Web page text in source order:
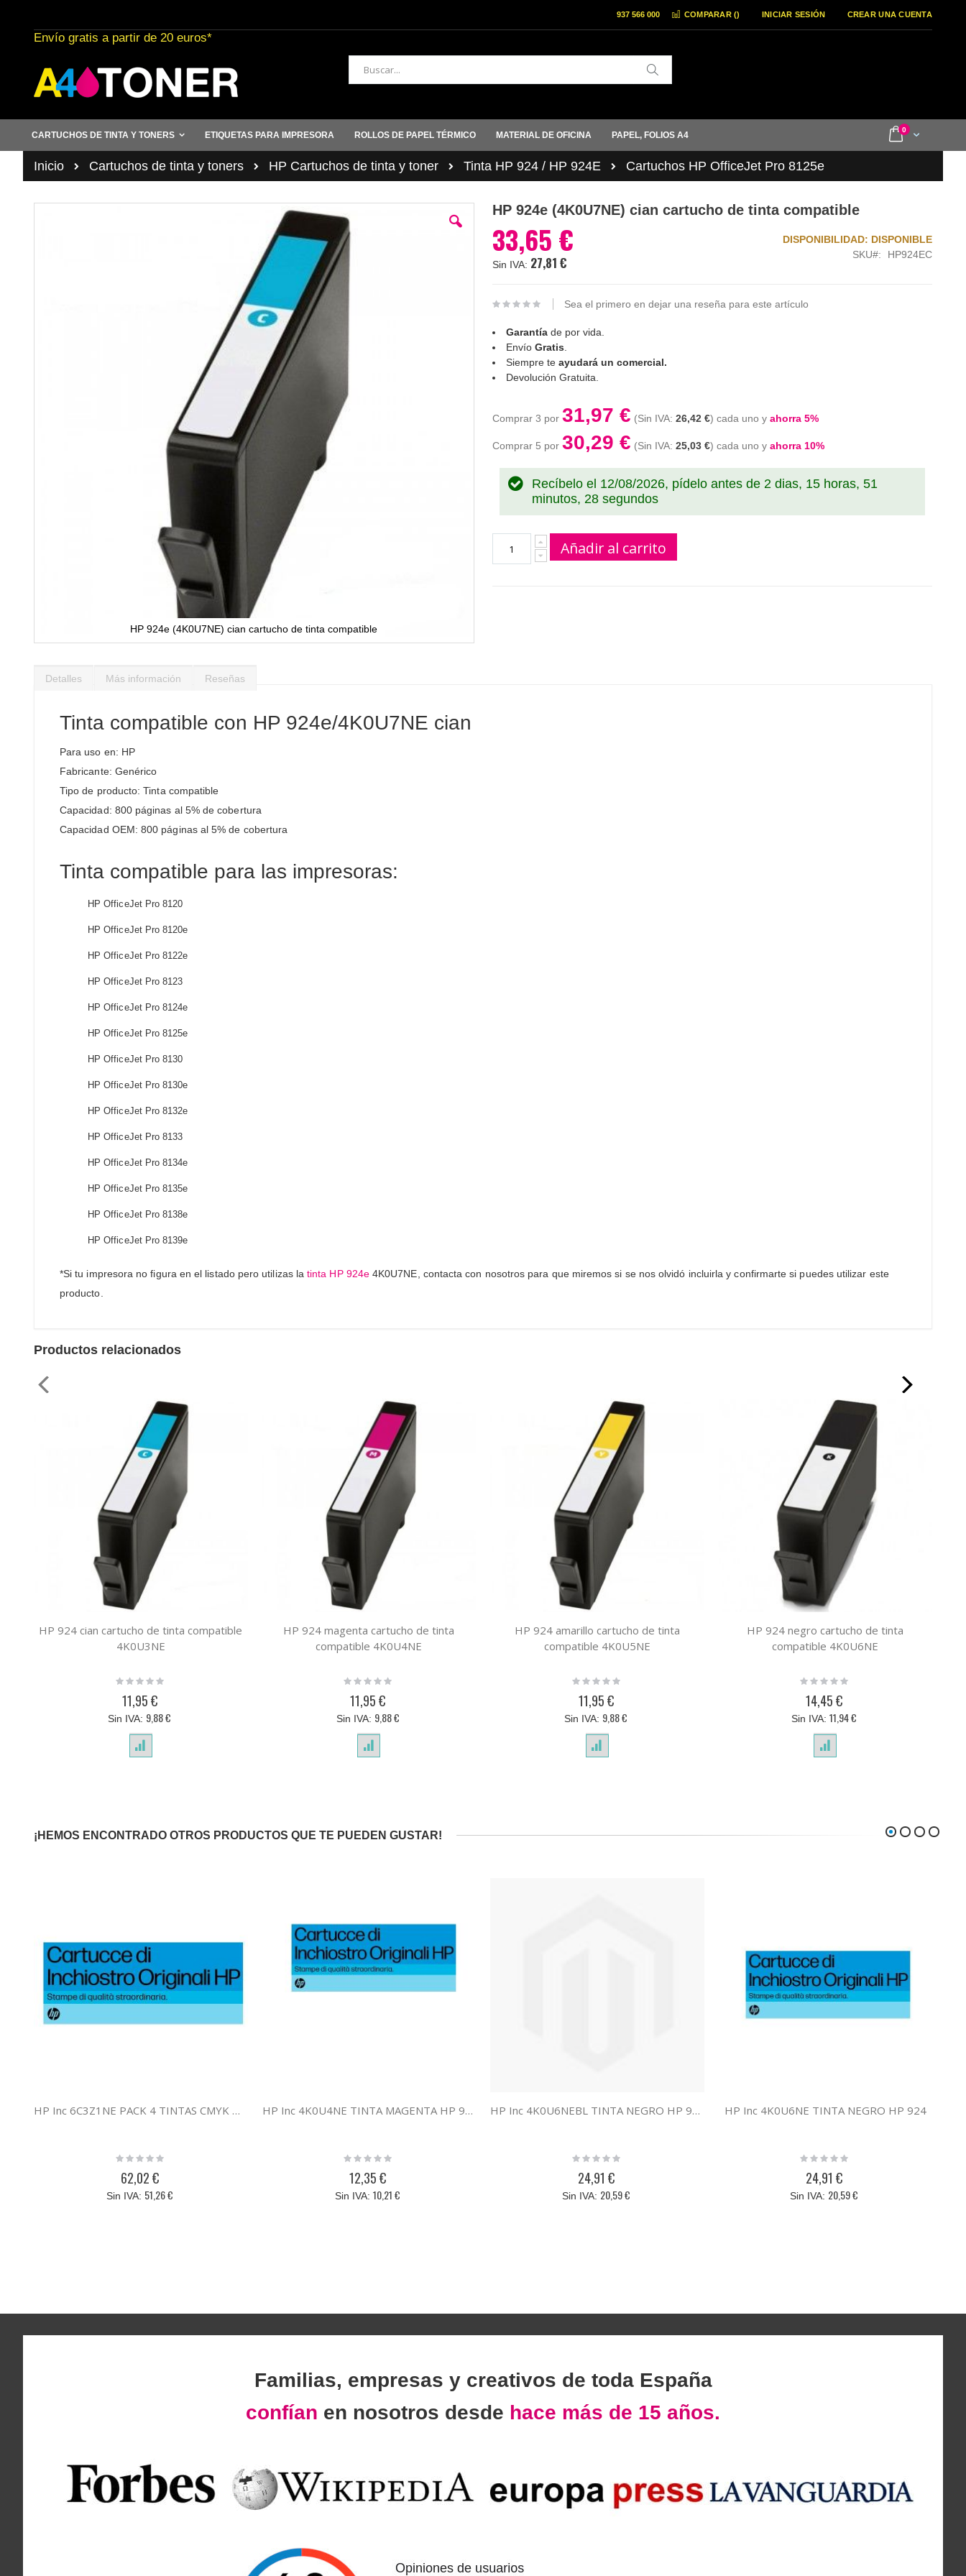
al
contenido
COMPARAR () INICIAR SESIÓN CREAR UNA CUENTA
937 566 000
Envío gratis a partir de 20 euros*
Buscar
Cart
0items
CARTUCHOS DE TINTA Y TONERS ETIQUETAS PARA IMPRESORA ROLLOS DE PAPEL TÉRMICO MATERIAL DE OFICINA PAPEL, FOLIOS A4
Inicio Cartuchos de tinta y toners HP Cartuchos de tinta y toner Tinta HP 924 / HP 924E Cartuchos HP OfficeJet Pro 8125e
HP 924e (4K0U7NE) cian cartucho de tinta compatible
comienzo
imágenes
HP 924e (4K0U7NE) cian cartucho de tinta compatible
33,65 €
27,81 €
DISPONIBILIDAD: DISPONIBLE
SKU
HP924EC
Sea el primero en dejar una reseña para este artículo
Garantíade por vida.
Envío Gratis
Siempre te ayudará un comercial.
Devolución Gratuita.
Comprar 3 por 31,97 € 26,42 € cada uno y ahorra 5%
Comprar 5 por 30,29 € 25,03 € cada uno y ahorra 10%
Recíbelo el 12/08/2026, pídelo antes de 2 dias, 15 horas, 51
minutos, 27 segundos
Añadir al carrito
Detalles
Tinta compatible con HP 924e/4K0U7NE cian
Para uso en: HP
Fabricante: Genérico
Tipo de producto: Tinta compatible
Capacidad: 800 páginas al 5% de cobertura
Capacidad OEM: 800 páginas al 5% de cobertura
Tinta compatible para las impresoras:
HP OfficeJet Pro 8120
HP OfficeJet Pro 8120e
HP OfficeJet Pro 8122e
HP OfficeJet Pro 8123
HP OfficeJet Pro 8124e
HP OfficeJet Pro 8125e
HP OfficeJet Pro 8130
HP OfficeJet Pro 8130e
HP OfficeJet Pro 8132e
HP OfficeJet Pro 8133
HP OfficeJet Pro 8134e
HP OfficeJet Pro 8135e
HP OfficeJet Pro 8138e
HP OfficeJet Pro 8139e
*Si tu impresora no figura en el listado pero utilizas latinta HP 924e4K0U7NE, contacta con nosotros para que miremos si se nos olvidó incluirla y confirmarte si puedes utilizar este
producto.
Más información Reseñas
Productos relacionados
HP 924 cian cartucho de tinta compatible
4K0U3NE
Rating:
11,95 €
9,88 €
HP 924 magenta cartucho de tinta
compatible 4K0U4NE
Rating:
11,95 €
9,88 €
HP 924 amarillo cartucho de tinta
compatible 4K0U5NE
Rating:
11,95 €
9,88 €
HP 924 negro cartucho de tinta
compatible 4K0U6NE
Rating:
14,45 €
11,94 €
¡HEMOS ENCONTRADO OTROS PRODUCTOS QUE TE PUEDEN GUSTAR!
HP Inc 6C3Z1NE PACK 4 TINTAS CMYK HP 924
Rating:
62,02 €
51,26 €
HP Inc 4K0U4NE TINTA MAGENTA HP 924
Rating:
12,35 €
10,21 €
HP Inc 4K0U6NEBL TINTA NEGRO HP 924 BL
Rating:
24,91 €
20,59 €
HP Inc 4K0U6NE TINTA NEGRO HP 924
Rating:
24,91 €
20,59 €
Familias, empresas y creativos de toda España
confían en nosotros desde hace más de 15 años.